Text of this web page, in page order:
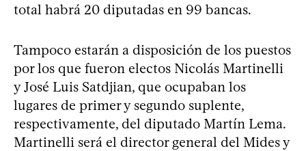
total habrá 20 diputadas en 99 bancas.
Tampoco estarán a disposición de los puestos
por los que fueron electos Nicolás Martinelli
y José Luis Satdjian, que ocupaban los
lugares de primer y segundo suplente,
respectivamente, del diputado Martín Lema.
Martinelli será el director general del Mides y